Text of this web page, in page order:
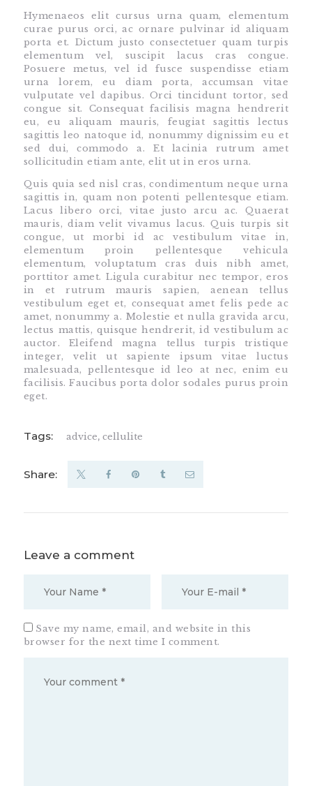
Hymenaeos elit cursus urna quam, elementum
curae purus orci, ac ornare pulvinar id aliquam
porta et. Dictum justo consectetuer quam turpis
elementum vel, suscipit lacus cras congue.
Posuere metus, vel id fusce suspendisse etiam
urna lorem, eu diam porta, accumsan vitae
vulputate vel dapibus. Orci tincidunt tortor, sed
congue sit. Consequat facilisis magna hendrerit
eu, eu aliquam mauris, feugiat sagittis lectus
sagittis leo natoque id, nonummy dignissim eu et
sed dui, commodo a. Et lacinia rutrum amet
sollicitudin etiam ante, elit ut in eros urna.
Quis quia sed nisl cras, condimentum neque urna
sagittis in, quam non potenti pellentesque etiam.
Lacus libero orci, vitae justo arcu ac. Quaerat
mauris, diam velit vivamus lacus. Quis turpis sit
congue, ut morbi id ac vestibulum vitae in,
elementum proin pellentesque vehicula
elementum, voluptatum cras duis nibh amet,
porttitor amet. Ligula curabitur nec tempor, eros
in et rutrum mauris sapien, aenean tellus
vestibulum eget et, consequat amet felis pede ac
amet, nonummy a. Molestie et nulla gravida arcu,
lectus mattis, quisque hendrerit, id vestibulum ac
auctor. Eleifend magna tellus turpis tristique
integer, velit ut sapiente ipsum vitae luctus
malesuada, pellentesque id leo at nec, enim eu
facilisis. Faucibus porta dolor sodales purus proin
eget.
Tags: advice,cellulite
Share:
Leave a comment
Save my name, email, and website in this
browser for the next time I comment.